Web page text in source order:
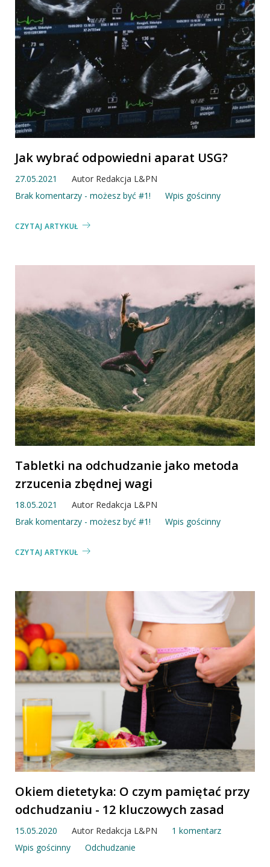
Jak wybrać odpowiedni aparat USG?
27.05.2021 Autor Redakcja L&PN
Brak komentarzy - możesz być #1!
Wpis gościnny
CZYTAJ ARTYKUŁ
Tabletki na odchudzanie jako metoda
zrzucenia zbędnej wagi
18.05.2021 Autor Redakcja L&PN
Brak komentarzy - możesz być #1!
Wpis gościnny
CZYTAJ ARTYKUŁ
Okiem dietetyka: O czym pamiętać przy
odchudzaniu - 12 kluczowych zasad
15.05.2020 Autor Redakcja L&PN
1 komentarz
Wpis gościnny
Odchudzanie